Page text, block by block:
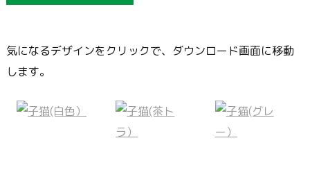
気になるデザインをクリックで、ダウンロード画面に移動
します。